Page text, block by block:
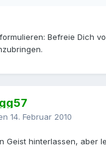
Befreie Dich
14. Februar 2010
Geist hinterlassen, aber